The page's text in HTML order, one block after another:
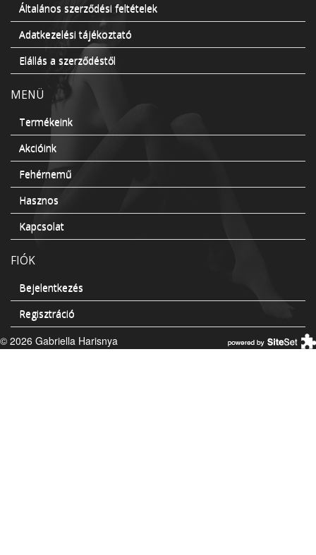
Általános szerződési feltételek
Adatkezelési tájékoztató
Elállás a szerződéstől
MENÜ
Termékeink
Akcióink
Fehérnemű
Hasznos
Kapcsolat
FIÓK
Bejelentkezés
Regisztráció
© 2026 Gabriella Harisnya